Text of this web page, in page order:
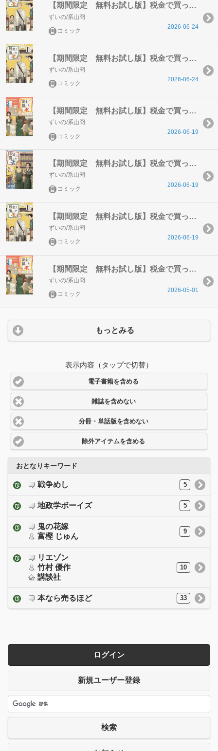
【期間限定 無料お試し版】税金で買った本（１）
ずいの/系山冏
コミック
2026-06-24
【期間限定 無料お試し版】税金で買った本（１）
ずいの/系山冏
コミック
2026-06-24
【期間限定 無料お試し版】税金で買った本（３）
ずいの/系山冏
コミック
2026-06-19
【期間限定 無料お試し版】税金で買った本（２）
ずいの/系山冏
コミック
2026-06-19
【期間限定 無料お試し版】税金で買った本（１）
ずいの/系山冏
コミック
2026-06-19
【期間限定 無料お試し版】税金で買った本（３）
ずいの/系山冏
コミック
2026-05-01
もっとみる
表示内容（タップで切替）
電子書籍を含める
雑誌を含めない
分冊・単話版を含めない
除外アイテムを含める
おとなりキーワード
戦争めし 5
地政学ボーイズ 5
鬼の花嫁
富樫 じゅん
9
リエゾン
竹村 優作
講談社
10
本なら売るほど 33
ログイン
新規ユーザー登録
検索